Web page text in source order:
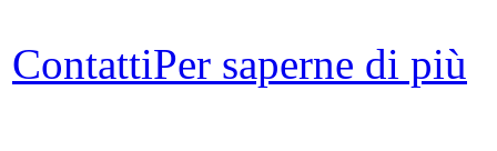
ContattiPer saperne di più